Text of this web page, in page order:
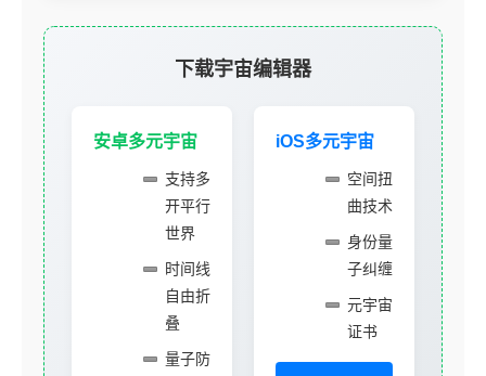
下载宇宙编辑器
安卓多元宇宙
支持多
开平行
世界
时间线
自由折
叠
量子防
iOS多元宇宙
空间扭
曲技术
身份量
子纠缠
元宇宙
证书